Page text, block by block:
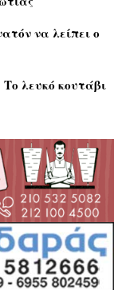
να λείπει ο
Το λευκό κουτάβι